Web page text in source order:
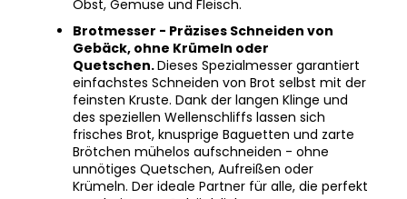
Brotmesser - Präzises Schneiden von
Gebäck, ohne Krümeln oder
Quetschen.Dieses Spezialmesser garantiert
einfachstes Schneiden von Brot selbst mit der
feinsten Kruste. Dank der langen Klinge und
des speziellen Wellenschliffs lassen sich
frisches Brot, knusprige Baguetten und zarte
Brötchen mühelos aufschneiden - ohne
unnötiges Quetschen, Aufreißen oder
Krümeln. Der ideale Partner für alle, die perfekt
geschnittenes Gebäck lieben.